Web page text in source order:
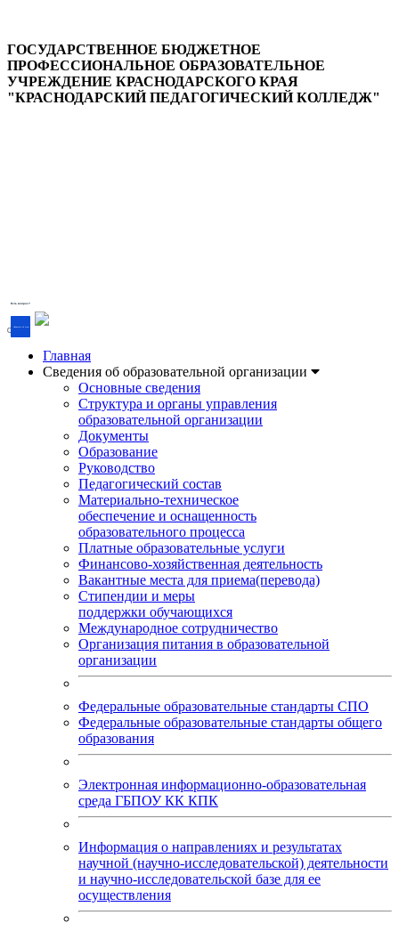
ГОСУДАРСТВЕННОЕ БЮДЖЕТНОЕ
ПРОФЕССИОНАЛЬНОЕ ОБРАЗОВАТЕЛЬНОЕ
УЧРЕЖДЕНИЕ КРАСНОДАРСКОГО КРАЯ
"КРАСНОДАРСКИЙ ПЕДАГОГИЧЕСКИЙ КОЛЛЕДЖ"
Есть вопрос?
Напишите об этом
Главная
Сведения об образовательной организации
Основные сведения
Структура и органы управления
образовательной организации
Документы
Образование
Руководство
Педагогический состав
Материально-техническое
обеспечение и оснащенность
образовательного процесса
Платные образовательные услуги
Финансово-хозяйственная деятельность
Вакантные места для приема(перевода)
Стипендии и меры
поддержки обучающихся
Международное сотрудничество
Организация питания в образовательной
организации
Федеральные образовательные стандарты СПО
Федеральные образовательные стандарты общего
образования
Электронная информационно-образовательная
среда ГБПОУ КК КПК
Информация о направлениях и результатах
научной (научно-исследовательской) деятельности
и научно-исследовательской базе для ее
осуществления